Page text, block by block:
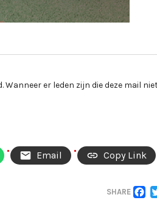
er leden zijn die deze mail
Email Copy Link
SHARE